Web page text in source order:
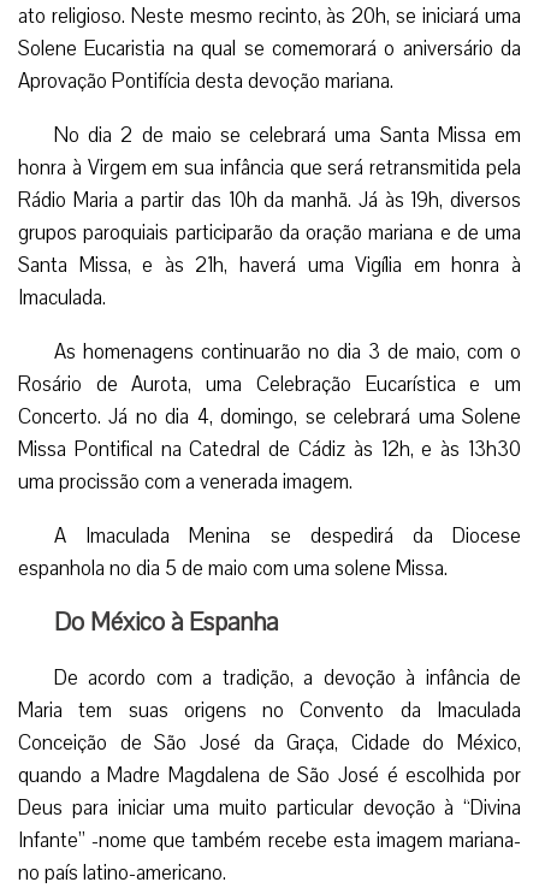
ato religioso. Neste mesmo recinto, às 20h, se iniciará uma
Solene Eucaristia na qual se comemorará o aniversário da
Aprovação Pontifícia desta devoção mariana.
No dia 2 de maio se celebrará uma Santa Missa em
honra à Virgem em sua infância que será retransmitida pela
Rádio Maria a partir das 10h da manhã. Já às 19h, diversos
grupos paroquiais participarão da oração mariana e de uma
Santa Missa, e às 21h, haverá uma Vigília em honra à
Imaculada.
As homenagens continuarão no dia 3 de maio, com o
Rosário de Aurota, uma Celebração Eucarística e um
Concerto. Já no dia 4, domingo, se celebrará uma Solene
Missa Pontifical na Catedral de Cádiz às 12h, e às 13h30
uma procissão com a venerada imagem.
A Imaculada Menina se despedirá da Diocese
espanhola no dia 5 de maio com uma solene Missa.
Do México à Espanha
De acordo com a tradição, a devoção à infância de
Maria tem suas origens no Convento da Imaculada
Conceição de São José da Graça, Cidade do México,
quando a Madre Magdalena de São José é escolhida por
Deus para iniciar uma muito particular devoção à “Divina
Infante” -nome que também recebe esta imagem mariana-
no país latino-americano.